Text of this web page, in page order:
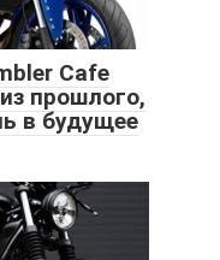
Cafe
прошлого,
в будущее